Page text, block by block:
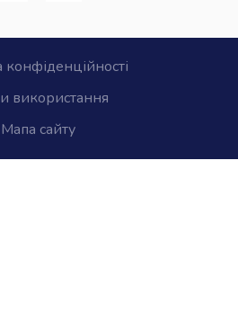
конфіденційності
використання
Мапа сайту